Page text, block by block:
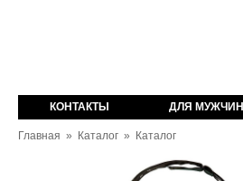
КОНТАКТЫ ДЛЯ МУЖЧИН
Главная » Каталог » Каталог